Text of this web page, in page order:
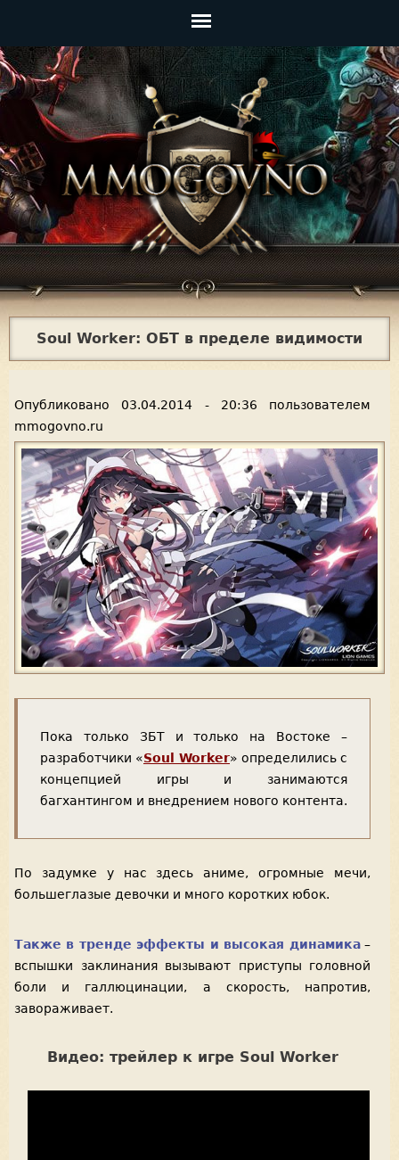
Главное
меню
Jump to navigation
Soul Worker: ОБТ в пределе видимости
Опубликовано 03.04.2014 - 20:36 пользователем
mmogovno.ru
Пока только ЗБТ и только на Востоке –
разработчики «Soul Worker» определились с
концепцией игры и занимаются
багхантингом и внедрением нового контента.
По задумке у нас здесь аниме, огромные мечи,
большеглазые девочки и много коротких юбок.
Также в тренде эффекты и высокая динамика–
вспышки заклинания вызывают приступы головной
боли и галлюцинации, а скорость, напротив,
завораживает.
Видео: трейлер к игре Soul Worker